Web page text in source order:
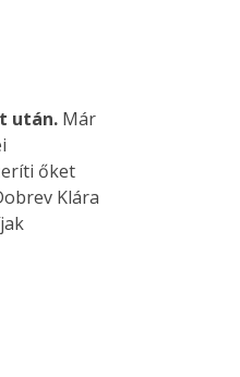
után. Már
őket
Klára